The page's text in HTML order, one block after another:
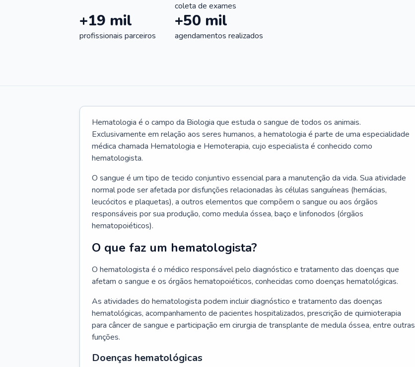
coleta de exames
+19 mil
profissionais parceiros
+50 mil
agendamentos realizados
Hematologia é o campo da Biologia que estuda o sangue de todos os animais.
Exclusivamente em relação aos seres humanos, a hematologia é parte de uma especialidade
médica chamada Hematologia e Hemoterapia, cujo especialista é conhecido como
hematologista.
O sangue é um tipo de tecido conjuntivo essencial para a manutenção da vida. Sua atividade
normal pode ser afetada por disfunções relacionadas às células sanguíneas (hemácias,
leucócitos e plaquetas), a outros elementos que compõem o sangue ou aos órgãos
responsáveis por sua produção, como medula óssea, baço e linfonodos (órgãos
hematopoiéticos).
O que faz um hematologista?
O hematologista é o médico responsável pelo diagnóstico e tratamento das doenças que
afetam o sangue e os órgãos hematopoiéticos, conhecidas como doenças hematológicas.
As atividades do hematologista podem incluir diagnóstico e tratamento das doenças
hematológicas, acompanhamento de pacientes hospitalizados, prescrição de quimioterapia
para câncer de sangue e participação em cirurgia de transplante de medula óssea, entre outras
funções.
Doenças hematológicas